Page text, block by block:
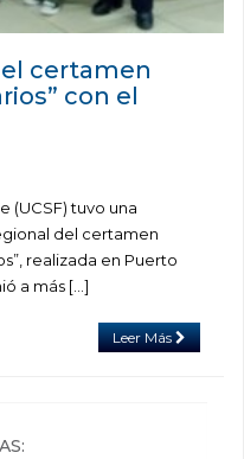
el certamen
con el
(UCSF) tuvo una
del certamen
realizada en Puerto
a más […]
Leer Más